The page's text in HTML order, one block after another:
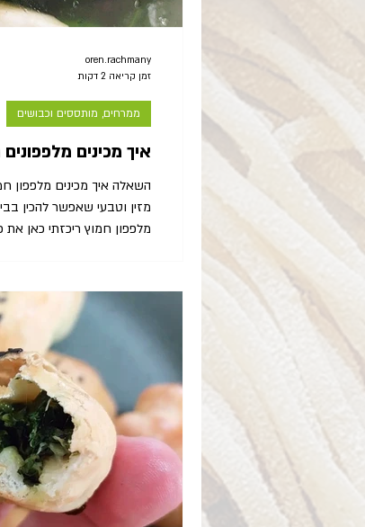
איך מכינים
השאלה איך מכינים מלפפון
מזין וטבעי שאפשר להכין
בכך שהם מעלים את כמות
במעי. אופן ההכנה מאפשר
ממרחים, מותססים וכבושים
oren.rachmany
זמן קריאה 2 דקות